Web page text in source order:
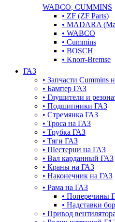
WABCO, CUMMINS
• ZF (ZF Parts)
• MADARA
• WABCO
• Cummins
• BOSCH
• Knorr-Bremse
ГАЗ
• Запчасти Cummins
• Бампер ГАЗ
• Глушители и
• Подшипники ГАЗ
• Стремянка ГАЗ
• Троса на ГАЗ
• Трубка ГАЗ
• Тяги ГАЗ
• Шестерни на ГАЗ
• Вал карданный ГАЗ
• Краны на ГАЗ
• Наконечник на ГАЗ
• Рама на ГАЗ
• Поперечины
• Надставки
• Привод